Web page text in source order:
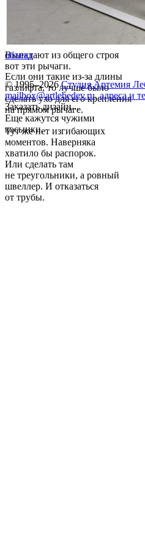
Выпадают из общего строя
вот эти рычаги.
Если они такие из-за длины
газлифта, то лучше было
сделать ухо для его крепления
на прямом рычаге.
Еще кажутся чужими
косынки.
Тут же нет изгибающих
моментов. Наверняка
хватило бы распорок.
Или сделать там
не треугольники, а ровный
швеллер. И отказаться
от трубы.
объект
© 1995–2026 Студия Артемия
mailbox@artlebedev.ru, адреса и
Заказать дизайн...